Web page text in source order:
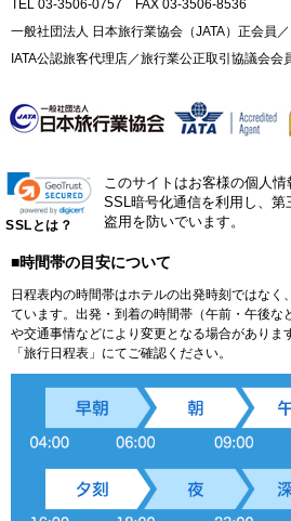
TEL 03-3506-0757 FAX 03-3506-8536
一般社団法人 日本旅行業協会（JATA）正会員／
IATA公認旅客代理店／旅行業公正取引協議会会
SSLとは？
このサイトはお客様の個人
SSL暗号化通信を利用し、
盗用を防いでいます。
■時間帯の目安について
日程表内の時間帯はホテルの出発時刻ではなく
ています。出発・到着の時間帯（午前・午後な
や交通事情などにより変更となる場合がありま
「旅行日程表」にてご確認ください。